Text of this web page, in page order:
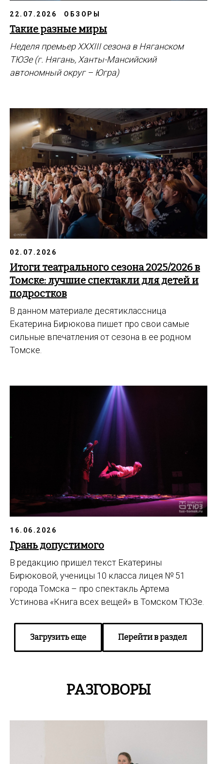
22.07.2026 ОБЗОРЫ
Такие разные миры
Неделя премьер XXXIII сезона в Няганском
ТЮЗе (г. Нягань, Ханты-Мансийский
автономный округ – Югра)
02.07.2026
Итоги театрального сезона 2025/2026 в
Томске: лучшие спектакли для детей и
подростков
В данном материале десятиклассница
Екатерина Бирюкова пишет про свои самые
сильные впечатления от сезона в ее родном
Томске.
16.06.2026
Грань допустимого
В редакцию пришел текст Екатерины
Бирюковой, ученицы 10 класса лицея № 51
города Томска – про спектакль Артема
Устинова «Книга всех вещей» в Томском ТЮЗе.
Загрузить еще Перейти в раздел
РАЗГОВОРЫ